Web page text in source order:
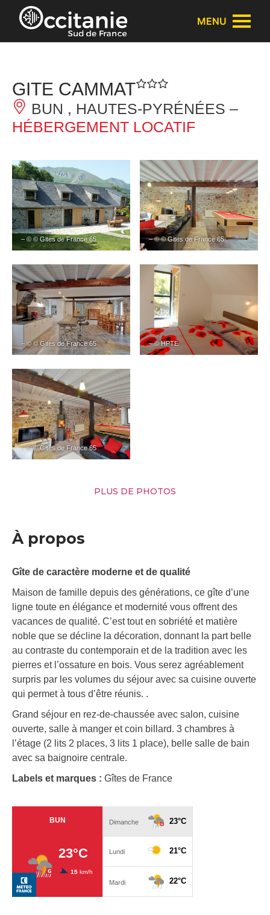
Panneau de gestion des cookies
MENU
GITE CAMMAT
BUN , HAUTES-PYRÉNÉES –
HÉBERGEMENT LOCATIF
– © © Gites de France 65 – © © Gites de France 65
– © © Gites de France 65 – © HPTE
– © © Gites de France 65
PLUS DE PHOTOS
À propos
Gîte de caractère moderne et de qualité
Maison de famille depuis des générations, ce gîte d’une
ligne toute en élégance et modernité vous offrent des
vacances de qualité. C’est tout en sobriété et matière
noble que se décline la décoration, donnant la part belle
au contraste du contemporain et de la tradition avec les
pierres et l’ossature en bois. Vous serez agréablement
surpris par les volumes du séjour avec sa cuisine ouverte
qui permet à tous d’être réunis. .
Grand séjour en rez-de-chaussée avec salon, cuisine
ouverte, salle à manger et coin billard. 3 chambres à
l’étage (2 lits 2 places, 3 lits 1 place), belle salle de bain
avec sa baignoire centrale.
Labels et marques : Gîtes de France